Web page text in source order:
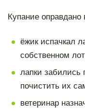
Купание оправдано
ёжик испачкал
собственном
лапки забились
почистить их
ветеринар